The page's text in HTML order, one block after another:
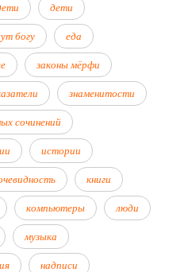
дети
богу еда
законы мёрфи
знаменитости
сочинений
истории
книги
компьютеры люди
музыка
надписи